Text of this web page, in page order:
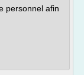
personnel afin